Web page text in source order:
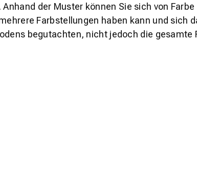
der Muster können Sie sich von
Farbstellungen haben kann und sich
begutachten, nicht jedoch die gesamte